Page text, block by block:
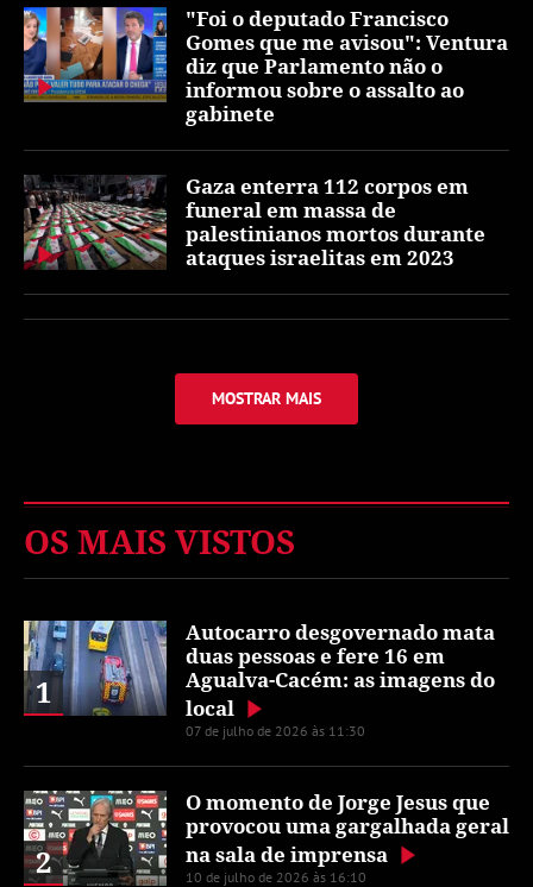
"Foi o deputado Francisco
Gomes que me avisou": Ventura
diz que Parlamento não o
informou sobre o assalto ao
gabinete
Gaza enterra 112 corpos em
funeral em massa de
palestinianos mortos durante
ataques israelitas em 2023
MOSTRAR MAIS
OS MAIS VISTOS
1
Autocarro desgovernado mata
duas pessoas e fere 16 em
Agualva-Cacém: as imagens do
local
07 de julho de 2026 às 11:30
2
O momento de Jorge Jesus que
provocou uma gargalhada geral
na sala de imprensa
10 de julho de 2026 às 16:10